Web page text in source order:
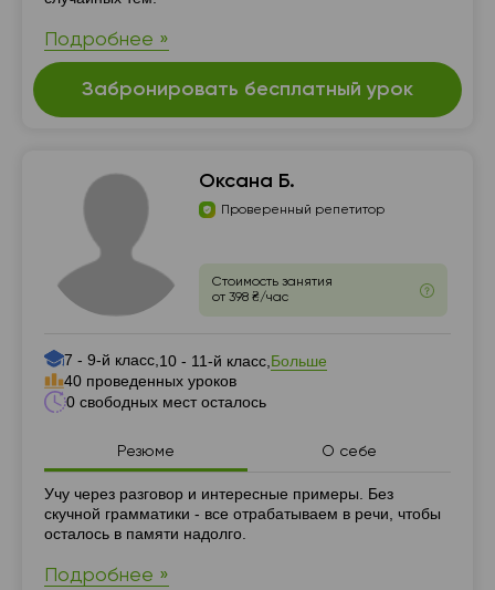
Подробнее »
Забронировать бесплатный урок
Оксана Б.
Проверенный репетитор
Стоимость занятия
от 398 ₴/час
7 - 9-й класс, 10 - 11-й класс, Больше
40 проведенных уроков
0 свободных мест осталось
Резюме О себе
Резюме
Учу через разговор и интересные примеры. Без
скучной грамматики - все отрабатываем в речи, чтобы
осталось в памяти надолго.
Подробнее »